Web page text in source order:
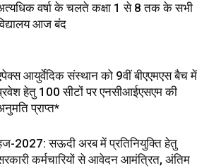
वर्षा के चलते कक्षा 1 से 8 तक के सभी
आज बंद
आयुर्वेदिक संस्थान को 9वीं बीएएमएस बैच में
हेतु 100 सीटों पर एनसीआईएसएम की
प्राप्त*
2027: सऊदी अरब में प्रतिनियुक्ति हेतु
कर्मचारियों से आवेदन आमंत्रित, अंतिम